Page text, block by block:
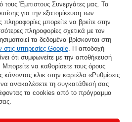
για τους σκοπούς και το πεδίο εφαρμογής της υπηρεσίας Newsletter στο
ΒΟΉΘΕΙΑ
Έμπιστους Συνεργάτες μας. Τα
για την εξατομίκευση των
μπορείτε να βρείτε στην
πληροφορίες σχετικά με τον
τα δεδομένα βρίσκονται στη
υπηρεσίες Google. Η αποδοχή
ότι συμφωνείτε με την αποθήκευσή
να καθορίσετε τους όρους
κλικ στην καρτέλα «Ρυθμίσεις
ανακαλέσετε τη συγκατάθεσή σας
τα cookies από το πρόγραμμα